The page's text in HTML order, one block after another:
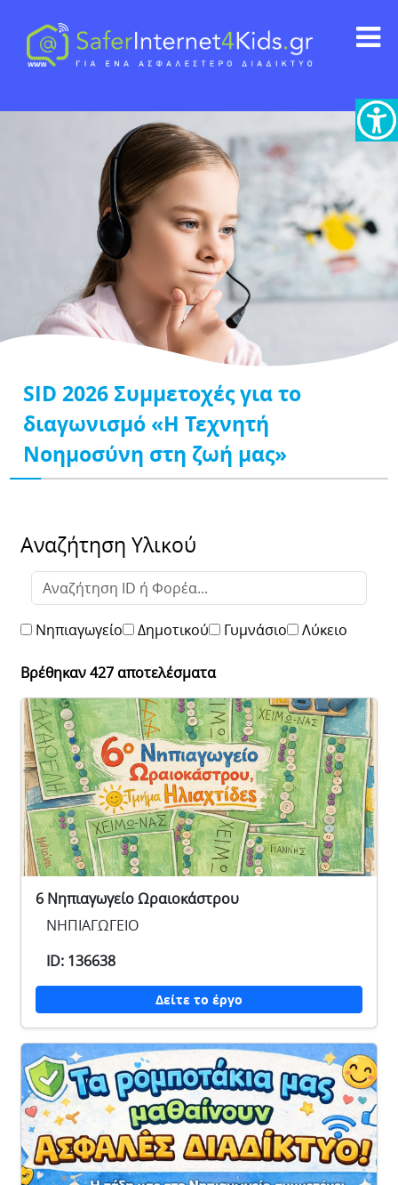
SID 2026 Συμμετοχές για το
διαγωνισμό «Η Τεχνητή
Νοημοσύνη στη ζωή μας»
Αναζήτηση Υλικού
Νηπιαγωγείο Δημοτικού Γυμνάσιο Λύκειο
Βρέθηκαν 427 αποτελέσματα
6 Νηπιαγωγείο Ωραιοκάστρου
ΝΗΠΙΑΓΩΓΕΙΟ
ID: 136638
Δείτε το έργο